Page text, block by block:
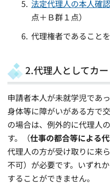
法定代理人の本人確
点＋Ｂ群１点）
代理権者であること
2.代理人としてカ
申請者本人が未就学児であ
身体等に障がいがある方で
の場合は、例外的に代理人
す。（仕事の都合等による
代理人の方が受け取りに来
不可）が必要です。いずれ
することができません。